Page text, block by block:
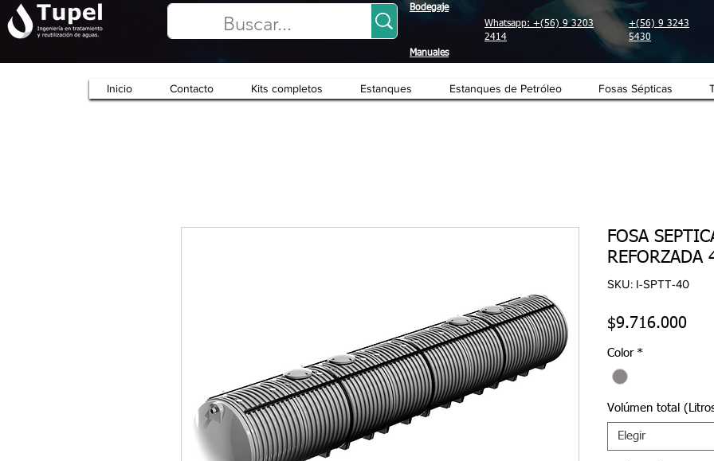
Bodegaje
Whatsapp: +(56) 9 3203
2414
+(56) 9 3243
5430
Manuales
Inicio Contacto Kits completos Estanques Estanques de Petróleo Fosas Sépticas
FOSA
REFORZADA
SKU: I-SPTT-40
$9.716.000
Color *
Volúmen total
Elegir